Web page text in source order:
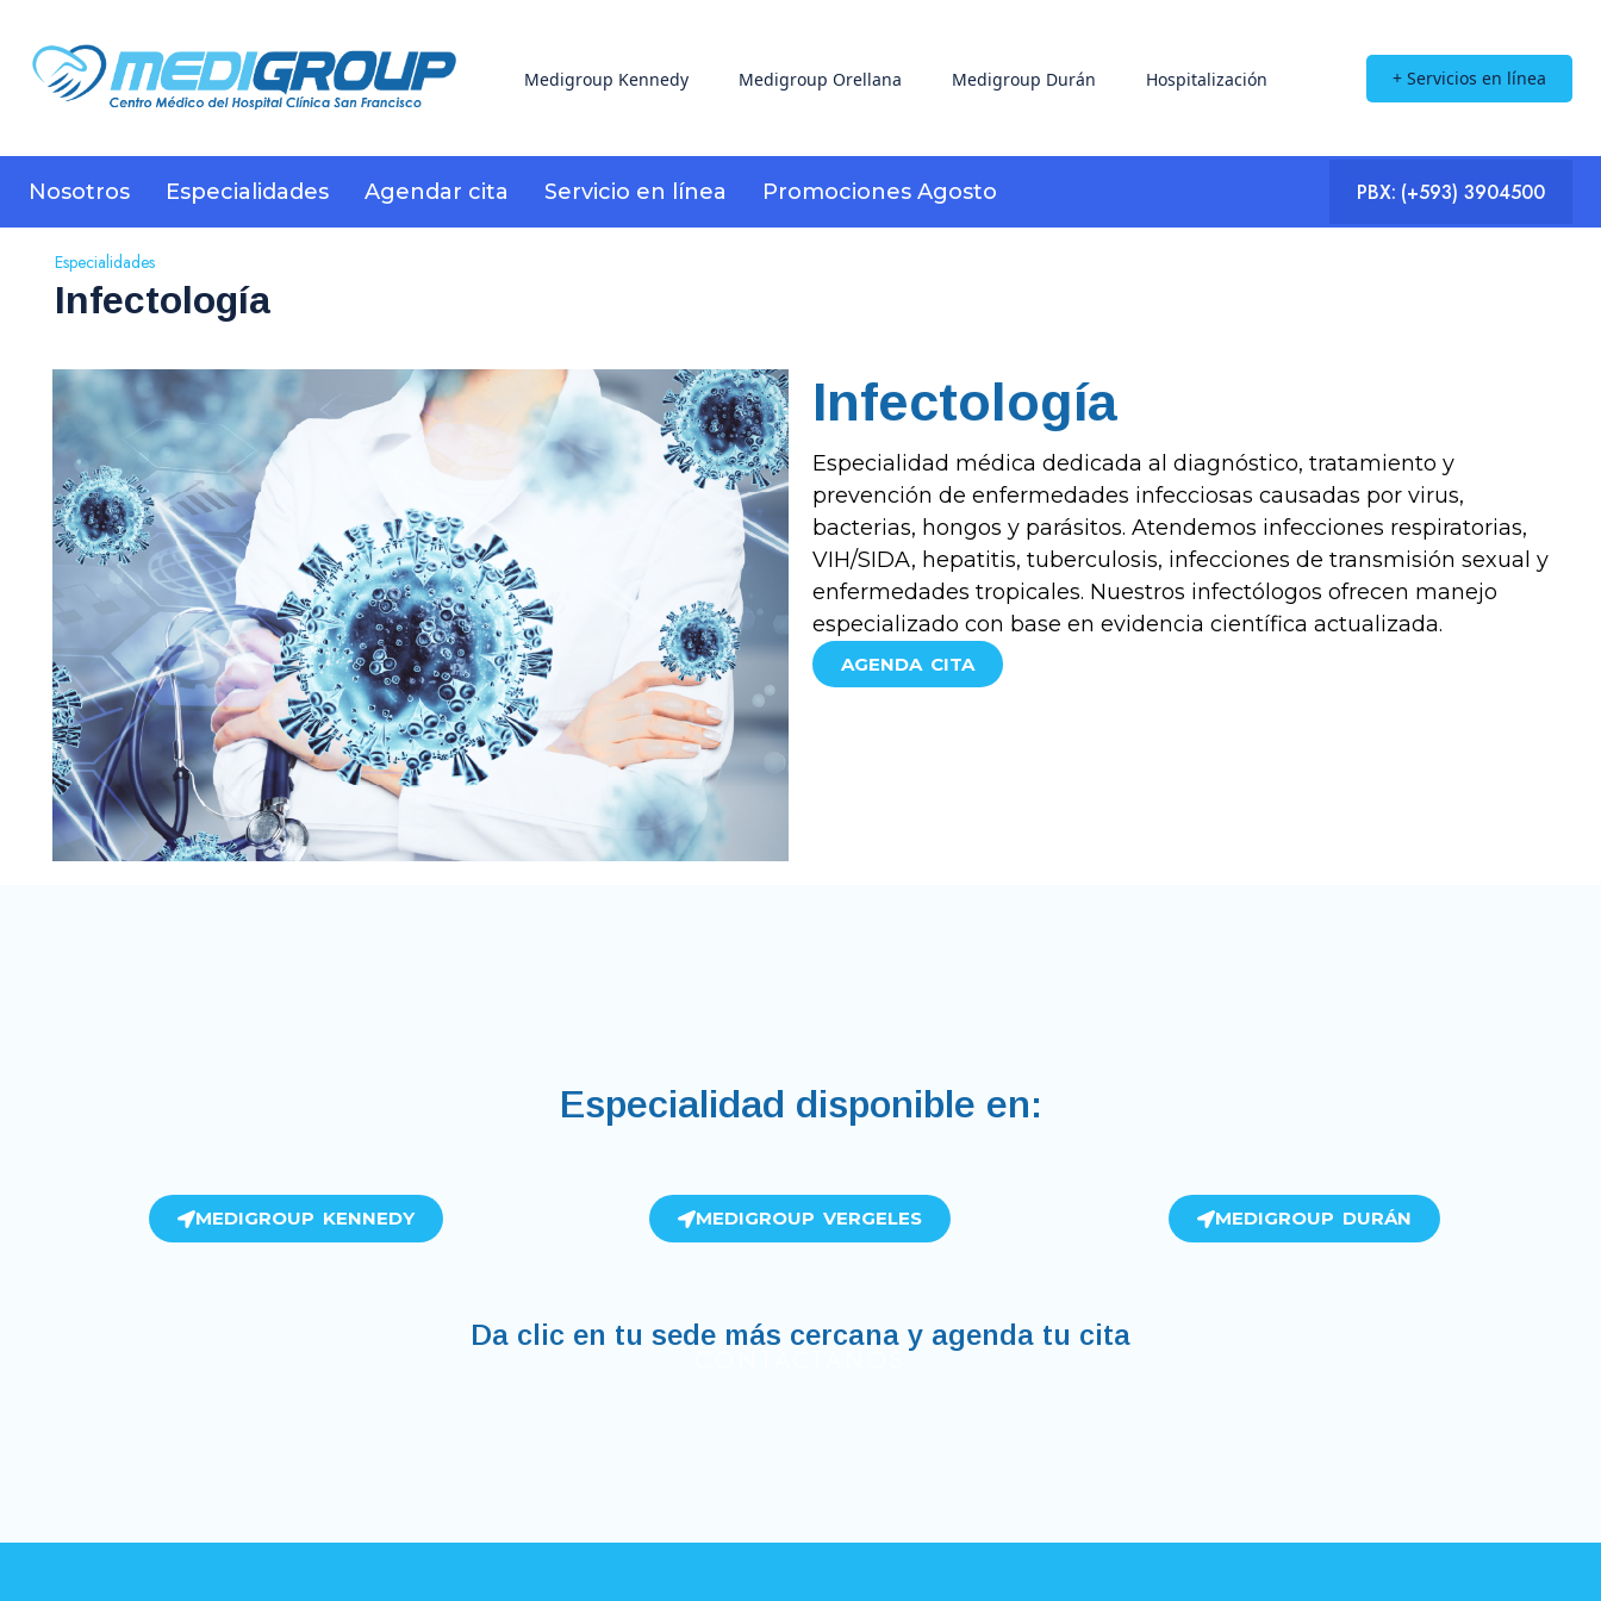
Medigroup Kennedy Medigroup Orellana Medigroup Durán Hospitalización + Servicios en línea
Nosotros Especialidades Agendar cita Servicio en línea Promociones Agosto PBX: (+593) 3904500
Especialidades
Infectología
Infectología
Especialidad médica dedicada al diagnóstico, tratamiento y
prevención de enfermedades infecciosas causadas por virus,
bacterias, hongos y parásitos. Atendemos infecciones respiratorias,
VIH/SIDA, hepatitis, tuberculosis, infecciones de transmisión sexual y
enfermedades tropicales. Nuestros infectólogos ofrecen manejo
especializado con base en evidencia científica actualizada.
AGENDA CITA
Especialidad disponible en:
MEDIGROUP KENNEDY MEDIGROUP VERGELES MEDIGROUP DURÁN
Da clic en tu sede más cercana y agenda tu cita